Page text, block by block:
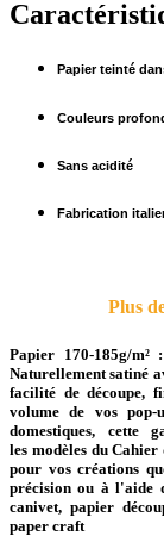
Papier teinté
Couleurs
Sans acidité
Fabrication
Plus
Papier 170-185g/m² :
Naturellement satiné
facilité de découpe,
volume de vos pop-
domestiques, cette
les modèles du
pour vos créations
précision ou à l'aide
canivet, papier
paper craft